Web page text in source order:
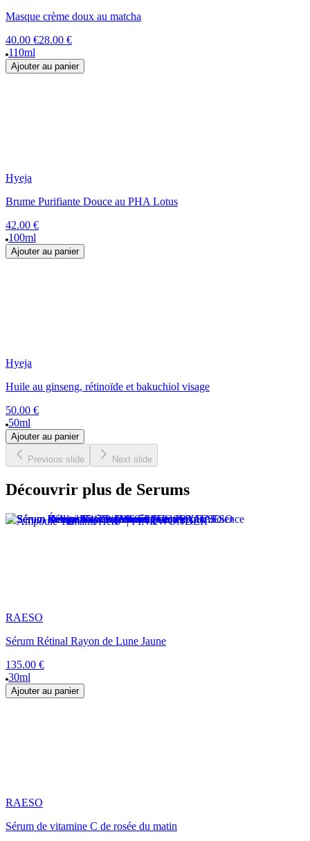
Masque crème doux au matcha
40.00 €28.00 €
110ml
Ajouter au panier
Hyeja
Brume Purifiante Douce au PHA Lotus
42.00 €
100ml
Ajouter au panier
Hyeja
Huile au ginseng, rétinoïde et bakuchiol visage
50.00 €
50ml
Ajouter au panier
Previous slide Next slide
Découvrir plus de Serums
RAESO
Sérum Rétinal Rayon de Lune Jaune
135.00 €
30ml
Ajouter au panier
RAESO
Sérum de vitamine C de rosée du matin